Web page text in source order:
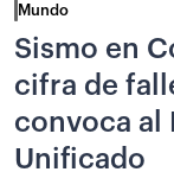
Mundo
Sismo en
cifra de
convoca al
Unificado